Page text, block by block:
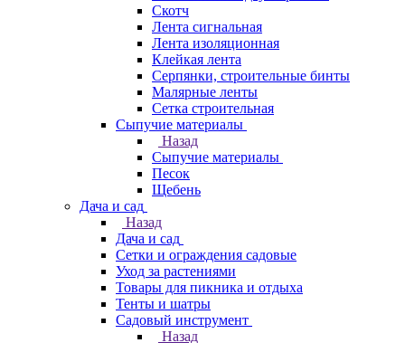
Скотч
Лента сигнальная
Лента изоляционная
Клейкая лента
Серпянки, строительные бинты
Малярные ленты
Сетка строительная
Сыпучие материалы
Назад
Сыпучие материалы
Песок
Щебень
Дача и сад
Назад
Дача и сад
Сетки и ограждения садовые
Уход за растениями
Товары для пикника и отдыха
Тенты и шатры
Садовый инструмент
Назад